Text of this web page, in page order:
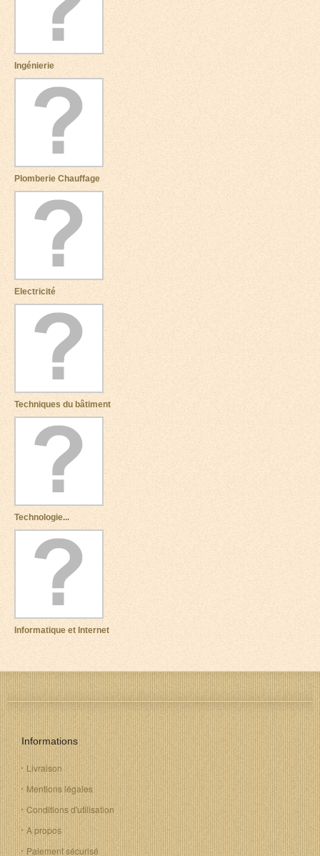
Ingénierie
Plomberie Chauffage
Electricité
Techniques du bâtiment
Technologie...
Informatique et Internet
Informations
Livraison
Mentions légales
Conditions d'utilisation
A propos
Paiement sécurisé